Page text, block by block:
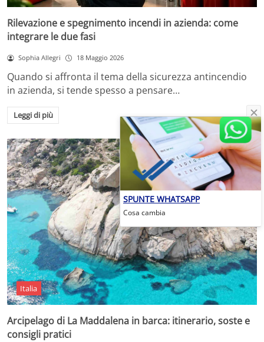
Rilevazione e spegnimento incendi in azienda: come
integrare le due fasi
Sophia Allegri 18 Maggio 2026
Quando si affronta il tema della sicurezza antincendio
in azienda, si tende spesso a pensare…
Leggi di più
Italia
Arcipelago di La Maddalena in barca: itinerario, soste e
consigli pratici
SPUNTE WHATSAPP
Cosa cambia